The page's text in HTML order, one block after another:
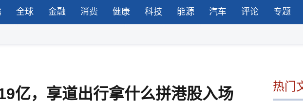
全球 金融 消费 健康 科技 能源 汽车 评论 专题
亿，享道出行拿什么拼港股入场 热门